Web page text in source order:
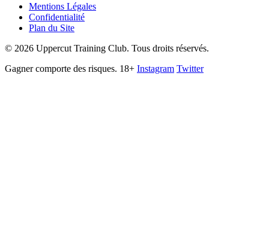
Mentions Légales
Confidentialité
Plan du Site
© 2026 Uppercut Training Club. Tous droits réservés.
Gagner comporte des risques. 18+ Instagram Twitter